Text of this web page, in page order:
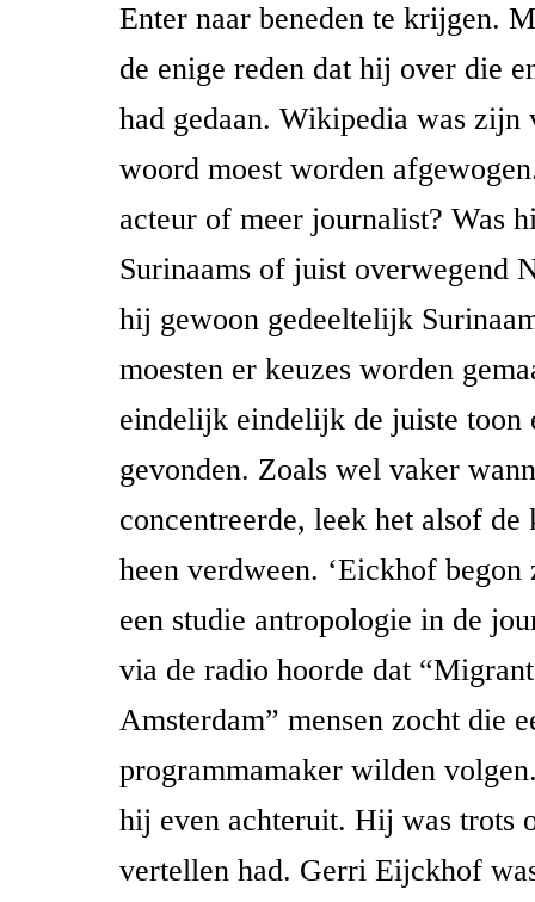
Enter naar beneden te krijgen.
de enige reden dat hij over die
had gedaan. Wikipedia was zijn
woord moest worden
acteur of meer journalist? Was
Surinaams of juist overwegend
hij gewoon gedeeltelijk
moesten er keuzes worden
eindelijk eindelijk de juiste toon
gevonden. Zoals wel vaker
concentreerde, leek het alsof de
heen verdween. ‘Eickhof
een studie antropologie in de
via de radio hoorde dat
Amsterdam” mensen zocht die
programmamaker wilden
hij even achteruit. Hij was trots
vertellen had. Gerri Eijckhof